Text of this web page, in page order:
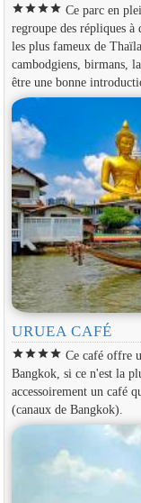
starstarstarstar Ce parc en
regroupe des répliques à
les plus fameux de
cambodgiens, birmans,
être une bonne
URUEA CAFÉ
starstarstarstar Ce café offre
Bangkok, si ce n'est la
accessoirement un café
(canaux de Bangkok).